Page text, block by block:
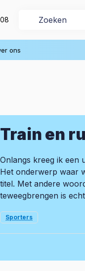
ons
Train en
Onlangs kreeg ik een
Het onderwerp waar
titel. Met andere
teweegbrengen is
Sporters